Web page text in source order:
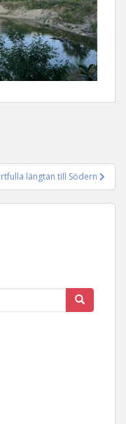
längtan till Södern